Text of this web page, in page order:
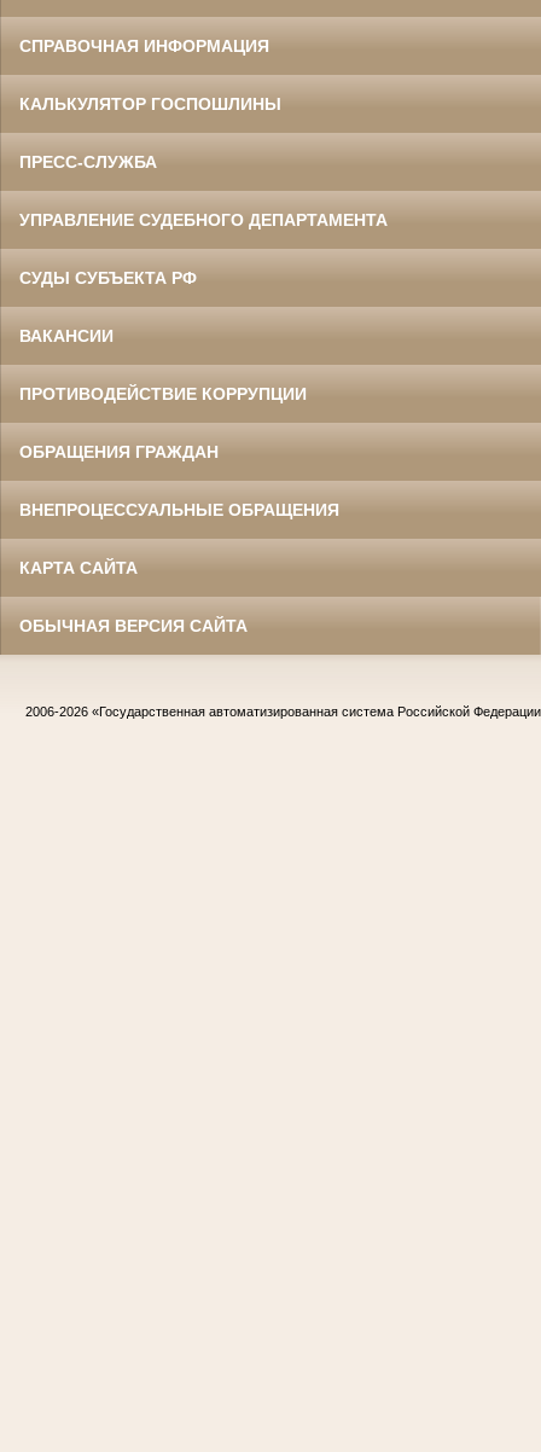
СПРАВОЧНАЯ ИНФОРМАЦИЯ
КАЛЬКУЛЯТОР ГОСПОШЛИНЫ
ПРЕСС-СЛУЖБА
УПРАВЛЕНИЕ СУДЕБНОГО ДЕПАРТАМЕНТА
СУДЫ СУБЪЕКТА РФ
ВАКАНСИИ
ПРОТИВОДЕЙСТВИЕ КОРРУПЦИИ
ОБРАЩЕНИЯ ГРАЖДАН
ВНЕПРОЦЕССУАЛЬНЫЕ ОБРАЩЕНИЯ
КАРТА САЙТА
ОБЫЧНАЯ ВЕРСИЯ САЙТА
2006-2026 «Государственная автоматизированная система Российской